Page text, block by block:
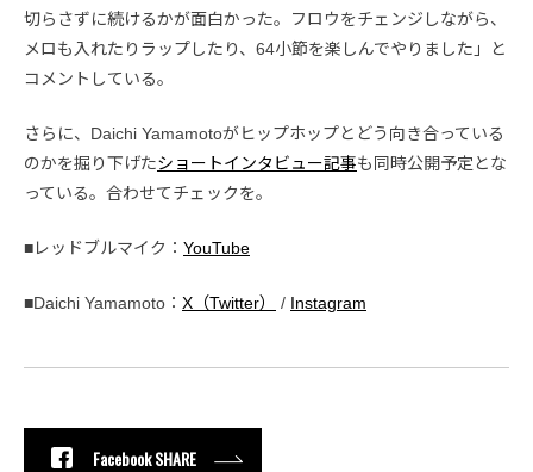
切らさずに続けるかが面白かった。フロウをチェンジしながら、
メロも入れたりラップしたり、64小節を楽しんでやりました」と
コメントしている。
さらに、Daichi Yamamotoがヒップホップとどう向き合っている
のかを掘り下げたショートインタビュー記事も同時公開予定とな
っている。合わせてチェックを。
■レッドブルマイク： YouTube
■Daichi Yamamoto： X（Twitter） / Instagram
Facebook SHARE